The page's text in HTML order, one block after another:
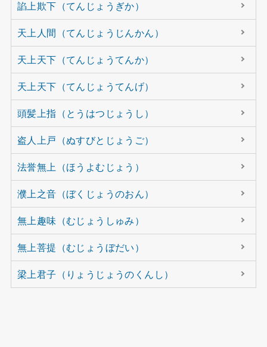
諂上欺下（てんじょうぎか）
天上人間（てんじょうじんかん）
天上天下（てんじょうてんか）
天上天下（てんじょうてんげ）
頭髪上指（とうはつじょうし）
盗人上戸（ぬすびとじょうご）
法誉無上（ほうよむじょう）
濮上之音（ぼくじょうのおん）
無上趣味（むじょうしゅみ）
無上菩提（むじょうぼだい）
梁上君子（りょうじょうのくんし）